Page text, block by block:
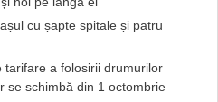
cu șapte spitale și patru
tarifare a folosirii drumurilor
se schimbă din 1 octombrie